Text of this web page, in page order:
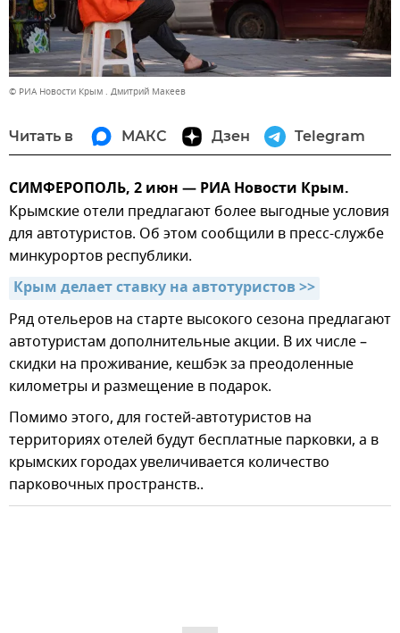
© РИА Новости Крым . Дмитрий Макеев
Читать в МАКС Дзен Telegram
СИМФЕРОПОЛЬ, 2 июн — РИА Новости Крым.
Крымские отели предлагают более выгодные условия
для автотуристов. Об этом сообщили в пресс-службе
минкурортов республики.
Крым делает ставку на автотуристов >>
Ряд отельеров на старте высокого сезона предлагают
автотуристам дополнительные акции. В их числе –
скидки на проживание, кешбэк за преодоленные
километры и размещение в подарок.
Помимо этого, для гостей-автотуристов на
территориях отелей будут бесплатные парковки, а в
крымских городах увеличивается количество
парковочных пространств..